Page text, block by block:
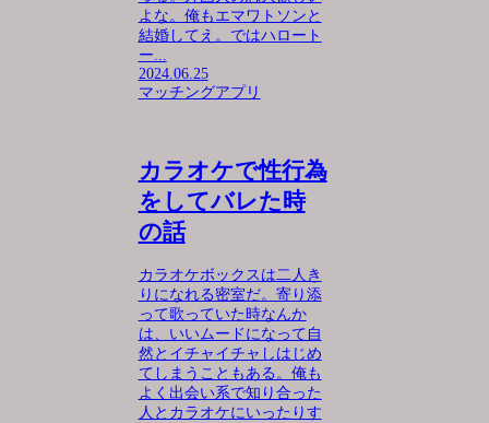
よな。俺もエマワトソンと
結婚してえ。ではハロート
ー...
2024.06.25
マッチングアプリ
カラオケで性行為
をしてバレた時
の話
カラオケボックスは二人き
りになれる密室だ。寄り添
って歌っていた時なんか
は、いいムードになって自
然とイチャイチャしはじめ
てしまうこともある。俺も
よく出会い系で知り合った
人とカラオケにいったりす